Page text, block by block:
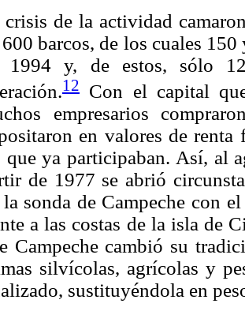
crisis de la actividad
600 barcos, de los cuales
1994 y, de estos, sólo
12
Con el capital
empresarios
en valores de
que ya participaban. Así, al
de 1977 se abrió
la sonda de Campeche con
a las costas de la isla de
Campeche cambió su
silvícolas, agrícolas y
sustituyéndola en